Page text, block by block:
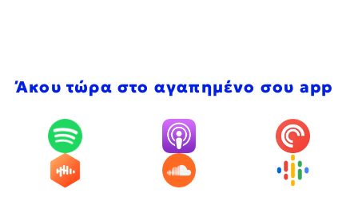
Άκου τώρα στο αγαπημένο σου app